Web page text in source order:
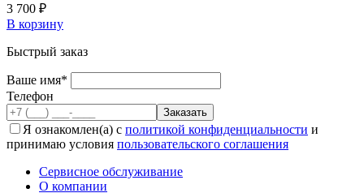
3 700 ₽
В корзину
Быстрый заказ
Ваше имя*
Телефон
Я ознакомлен(а) с политикой конфиденциальности и
принимаю условия пользовательского соглашения
Сервисное обслуживание
О компании